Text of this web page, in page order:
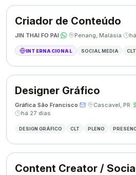
Criador de Conteúdo
JIN THAI FO PAI· · Penang, Malásia·
INTERNACIONAL SOCIAL MEDIA CLT
Designer Gráfico
Gráfica São Francisco· · Cascavel, PR·
há 27 dias
DESIGN GRÁFICO CLT PLENO
Content Creator /